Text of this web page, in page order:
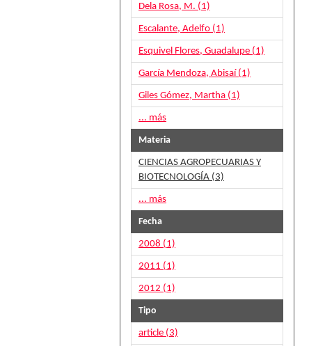
Dela Rosa, M. (1)
Escalante, Adelfo (1)
Esquivel Flores, Guadalupe (1)
García Mendoza, Abisaí (1)
Giles Gómez, Martha (1)
... más
Materia
CIENCIAS AGROPECUARIAS Y
BIOTECNOLOGÍA (3)
... más
Fecha
2008 (1)
2011 (1)
2012 (1)
Tipo
article (3)